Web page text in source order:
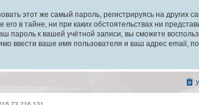
этот же самый пароль, регистрируясь на других
в тайне, ни при каких обстоятельствах ни
пароль к вашей учётной записи, вы сможете
ввести ваше имя пользователя и ваш адрес email,